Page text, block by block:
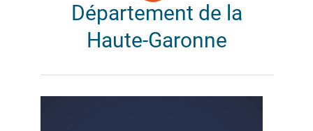
Département de la
Haute-Garonne